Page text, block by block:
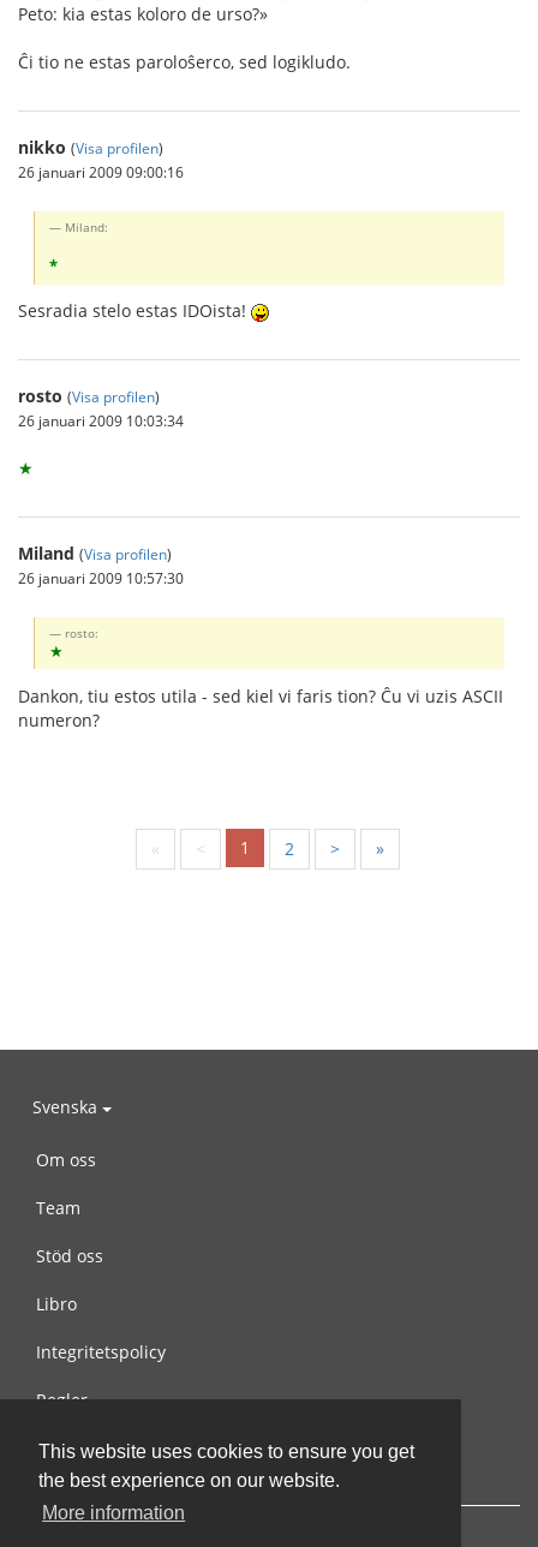
This website uses cookies to ensure you get
the best experience on our website.
More information
Peto: kia estas koloro de urso?»
Ĉi tio ne estas paroloŝerco, sed logikludo.
nikko (Visa profilen)
26 januari 2009 09:00:16
Miland:
*
Sesradia stelo estas IDOista!
rosto (Visa profilen)
26 januari 2009 10:03:34
★
Miland (Visa profilen)
26 januari 2009 10:57:30
rosto:
★
Dankon, tiu estos utila - sed kiel vi faris tion? Ĉu vi uzis ASCII
numeron?
« < 1 2 > »
Svenska
Om oss
Team
Stöd oss
Libro
Integritetspolicy
Regler
Kontakta oss